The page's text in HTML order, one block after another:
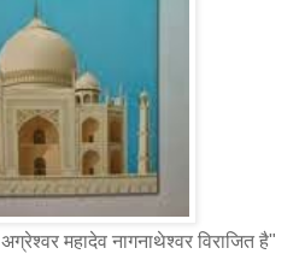
महादेव नागनाथेश्वर विराजित है"